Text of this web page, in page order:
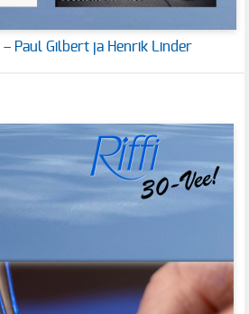
Paul Gilbert ja Henrik Linder